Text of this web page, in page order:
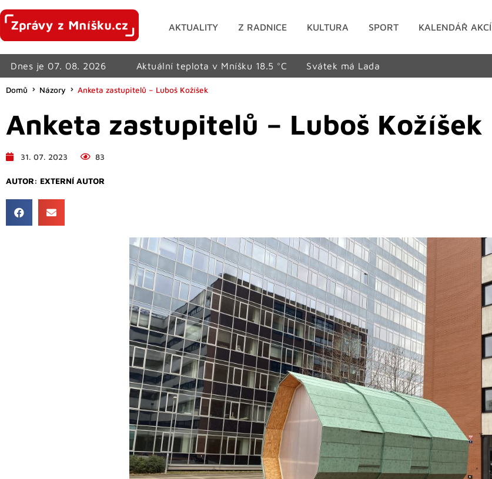
AKTUALITY Z RADNICE KULTURA SPORT KALENDÁŘ AKCÍ
Dnes je 07. 08. 2026 Aktuální teplota v Mníšku 18.5 °C Svátek má Lada
Domů Názory Anketa zastupitelů – Luboš Kožíšek
Anketa zastupitelů – Luboš Kožíšek
31. 07. 2023 83
AUTOR: EXTERNÍ AUTOR